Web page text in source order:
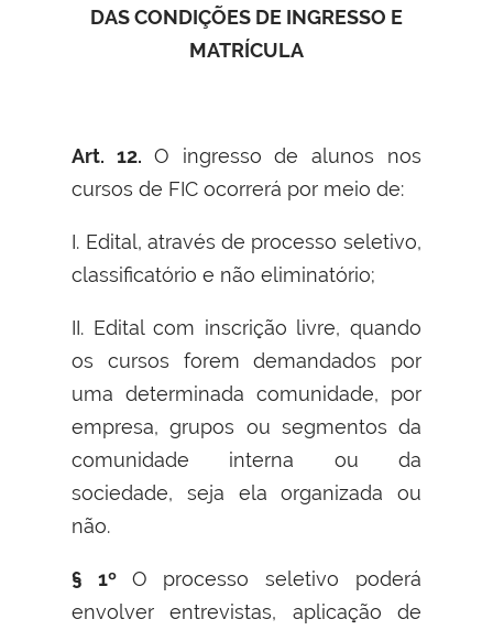
DAS CONDIÇÕES DE INGRESSO E
MATRÍCULA
Art. 12. O ingresso de alunos nos
cursos de FIC ocorrerá por meio de:
I. Edital, através de processo seletivo,
classificatório e não eliminatório;
II. Edital com inscrição livre, quando
os cursos forem demandados por
uma determinada comunidade, por
empresa, grupos ou segmentos da
comunidade interna ou da
sociedade, seja ela organizada ou
não.
§ 1º O processo seletivo poderá
envolver entrevistas, aplicação de